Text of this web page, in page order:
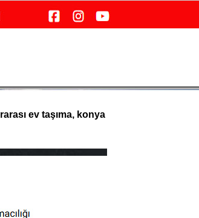
ev taşıma, konya